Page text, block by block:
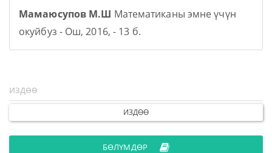
Мамаюсупов М.Ш Математиканы эмне үчүн
окуйбуз - Ош, 2016, - 13 б.
ИЗДӨӨ
БӨЛҮМДӨР